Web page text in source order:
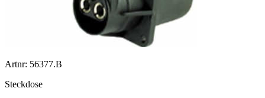
Artnr: 56377.B
Steckdose